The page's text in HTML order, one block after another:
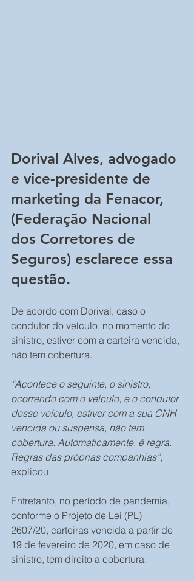
Dorival Alves, advogado
e vice-presidente de
marketing da Fenacor,
(Federação Nacional
dos Corretores de
Seguros) esclarece essa
questão.
De acordo com Dorival, caso o
condutor do veículo, no momento do
sinistro, estiver com a carteira vencida,
não tem cobertura.
“Acontece o seguinte, o sinistro,
ocorrendo com o veículo, e o condutor
desse veículo, estiver com a sua CNH
vencida ou suspensa, não tem
cobertura. Automaticamente, é regra.
Regras das próprias companhias”,
explicou.
Entretanto, no período de pandemia,
conforme o Projeto de Lei (PL)
2607/20, carteiras vencida a partir de
19 de fevereiro de 2020, em caso de
sinistro, tem direito a cobertura.